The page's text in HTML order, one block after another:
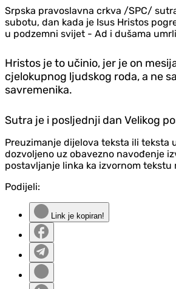
Srpska pravoslavna crkva /SPC/
subotu, dan kada je Isus Hristos
u podzemni svijet - Ad i dušama
Hristos je to učinio, jer je on
cjelokupnog ljudskog roda, a ne
savremenika.
Sutra je i posljednji dan Velikog
Preuzimanje dijelova teksta ili teksta
dozvoljeno uz obavezno navođenje
postavljanje linka ka izvornom tekstu
Podijeli:
Link je kopiran!